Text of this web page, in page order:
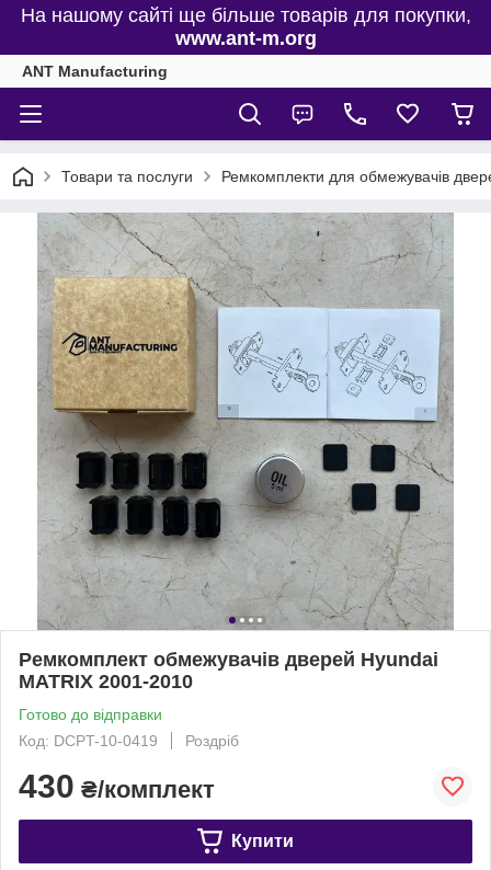
На нашому сайті ще більше товарів для покупки,
www.ant-m.org
ANT Manufacturing
Товари та послуги Ремкомплекти для обмежувачів
Ремкомплект обмежувачів дверей Hyundai
MATRIX 2001-2010
Готово до відправки
Код: DCPT-10-0419
Роздріб
430 ₴/комплект
Купити